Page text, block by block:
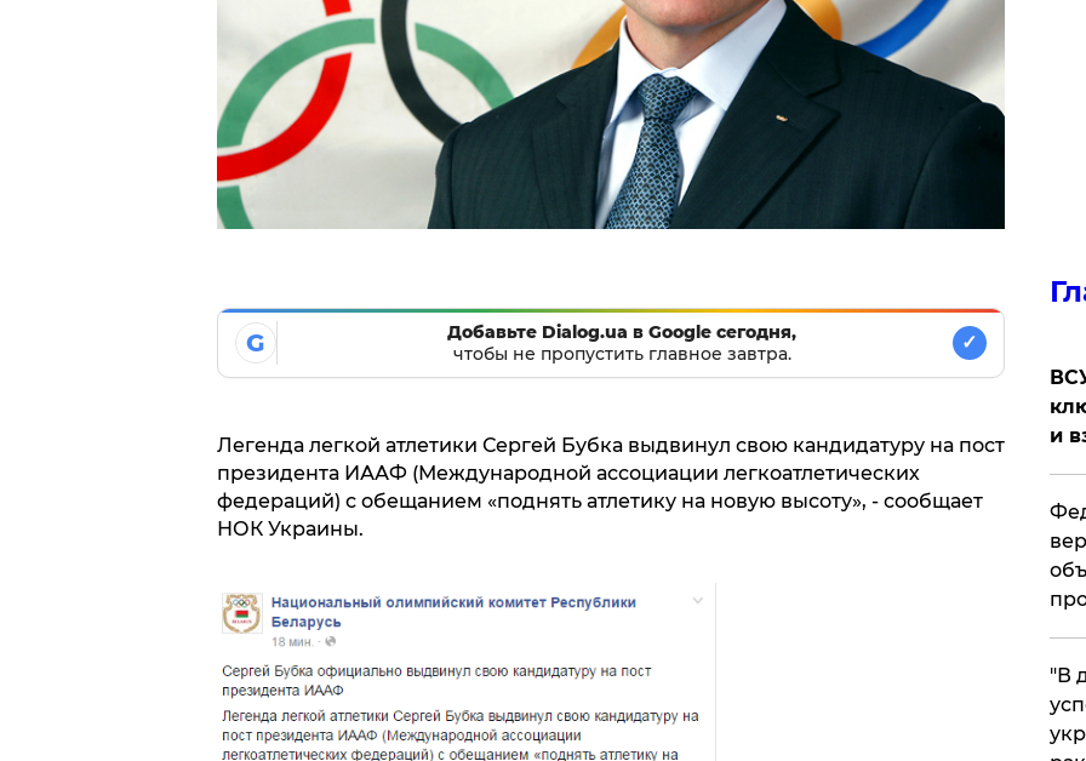
G
Добавьте Dialog.ua в Google сегодня,
чтобы не пропустить главное завтра.
✓
Легенда легкой атлетики Сергей Бубка выдвинул свою кандидатуру на пост
президента ИААФ (Международной ассоциации легкоатлетических
федераций) с обещанием «поднять атлетику на новую высоту», - сообщает
НОК Украины.
и
​"В